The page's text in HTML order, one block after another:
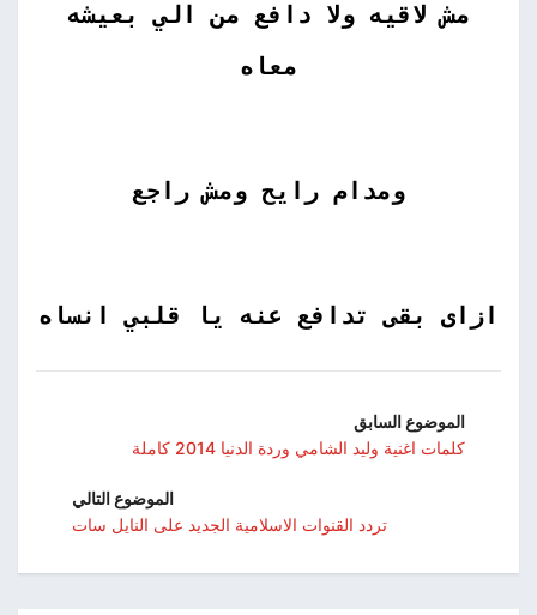
مش لاقيه ولا دافع من الي بعيشه
معاه
ومدام رايح ومش راجع
ازاى بقى تدافع عنه يا قلبي انساه
الموضوع السابق
كلمات اغنية وليد الشامي وردة الدنيا 2014 كاملة
الموضوع التالي
تردد القنوات الاسلامية الجديد على النايل سات